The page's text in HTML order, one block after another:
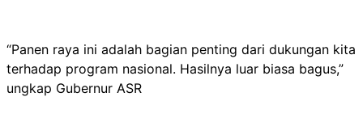
“Panen raya ini adalah bagian penting dari dukungan kita
terhadap program nasional. Hasilnya luar biasa bagus,”
ungkap Gubernur ASR